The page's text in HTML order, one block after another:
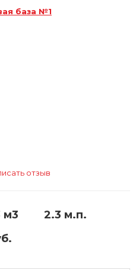
база №1
отзыв
м3
2.3 м.п.